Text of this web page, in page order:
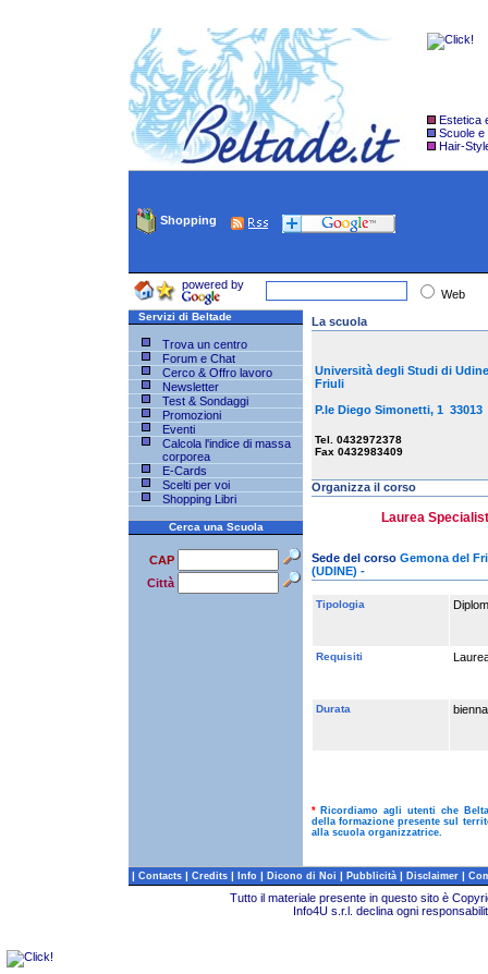
Estetica
Scuole e
Hair-
Shopping
powered by
Web
Servizi di Beltade
Trova un centro
Forum e Chat
Cerco & Offro lavoro
Newsletter
Test & Sondaggi
Promozioni
Eventi
Calcola l'indice di massa
corporea
E-Cards
Scelti per voi
Shopping Libri
Cerca una Scuola
CAP
Città
La scuola
Università degli Studi di
Friuli
P.le Diego Simonetti, 1
Tel. 0432972378
Fax 0432983409
Organizza il corso
Laurea
Sede del corsoGemona del
(UDINE) -
Tipologia
Requisiti
Durata
* Ricordiamo agli utenti che
della formazione presente sul
alla scuola organizzatrice.
| Contacts | Credits | Info | Dicono di Noi | Pubblicità | Disclaimer |
Tutto il materiale presente in questo sito è
Info4U s.r.l. declina ogni